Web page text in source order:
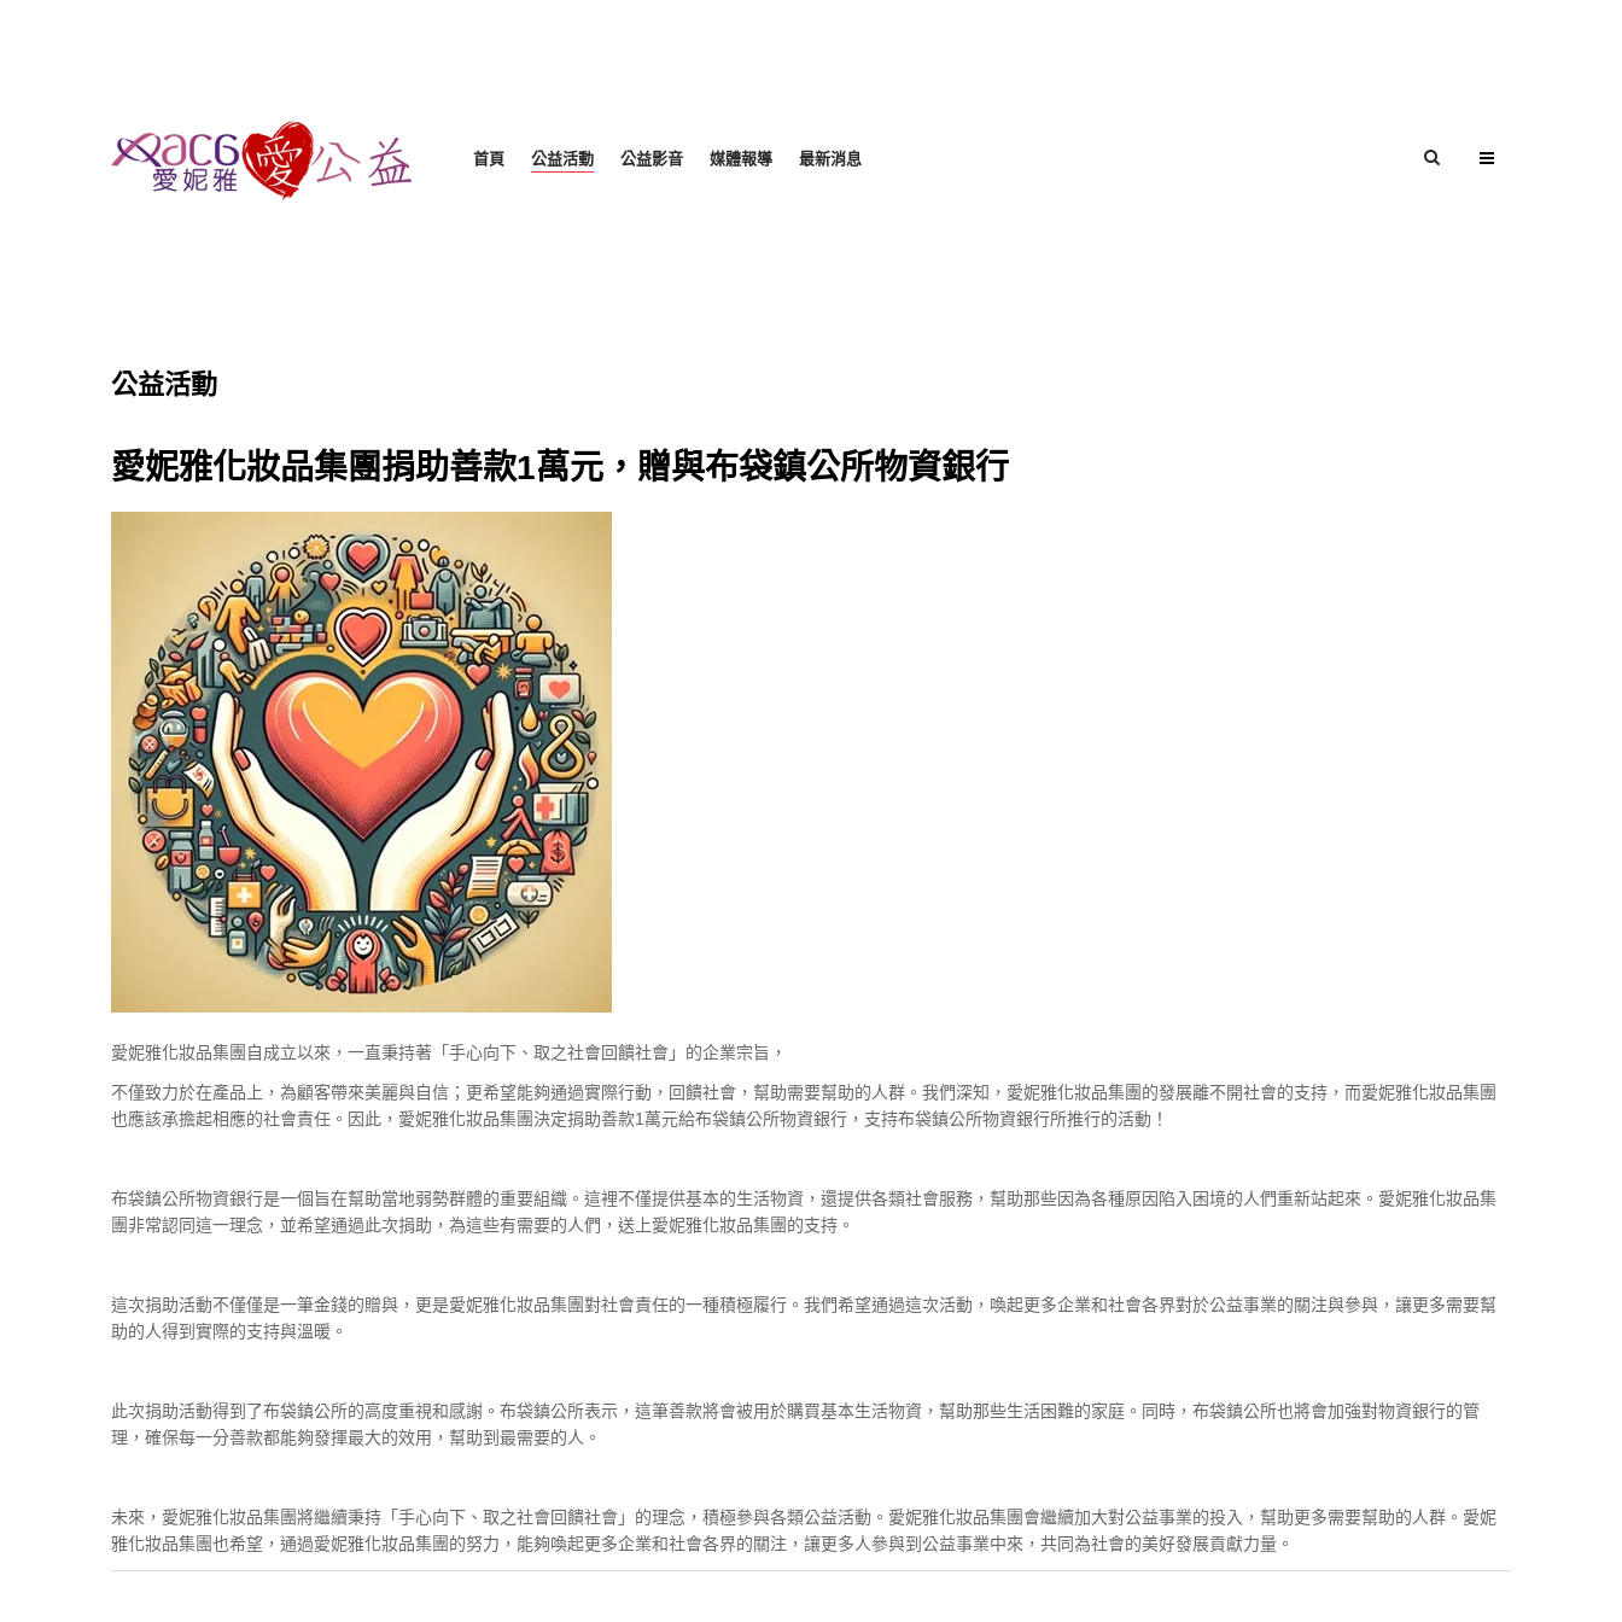
首頁 公益活動 公益影音 媒體報導 最新消息
公益活動
愛妮雅化妝品集團捐助善款1萬元，贈與布袋鎮公所物資銀行
愛妮雅化妝品集團自成立以來，一直秉持著「手心向下、取之社會回饋社會」的企業宗旨，
不僅致力於在產品上，為顧客帶來美麗與自信；更希望能夠通過實際行動，回饋社會，幫助需要幫助的人群。我們深知，愛妮雅化妝品集團的發展離不開社會的支持，而愛妮雅化妝品集團
也應該承擔起相應的社會責任。因此，愛妮雅化妝品集團決定捐助善款1萬元給布袋鎮公所物資銀行，支持布袋鎮公所物資銀行所推行的活動！
布袋鎮公所物資銀行是一個旨在幫助當地弱勢群體的重要組織。這裡不僅提供基本的生活物資，還提供各類社會服務，幫助那些因為各種原因陷入困境的人們重新站起來。愛妮雅化妝品集
團非常認同這一理念，並希望通過此次捐助，為這些有需要的人們，送上愛妮雅化妝品集團的支持。
這次捐助活動不僅僅是一筆金錢的贈與，更是愛妮雅化妝品集團對社會責任的一種積極履行。我們希望通過這次活動，喚起更多企業和社會各界對於公益事業的關注與參與，讓更多需要幫
助的人得到實際的支持與溫暖。
此次捐助活動得到了布袋鎮公所的高度重視和感謝。布袋鎮公所表示，這筆善款將會被用於購買基本生活物資，幫助那些生活困難的家庭。同時，布袋鎮公所也將會加強對物資銀行的管
理，確保每一分善款都能夠發揮最大的效用，幫助到最需要的人。
未來，愛妮雅化妝品集團將繼續秉持「手心向下、取之社會回饋社會」的理念，積極參與各類公益活動。愛妮雅化妝品集團會繼續加大對公益事業的投入，幫助更多需要幫助的人群。愛妮
雅化妝品集團也希望，通過愛妮雅化妝品集團的努力，能夠喚起更多企業和社會各界的關注，讓更多人參與到公益事業中來，共同為社會的美好發展貢獻力量。